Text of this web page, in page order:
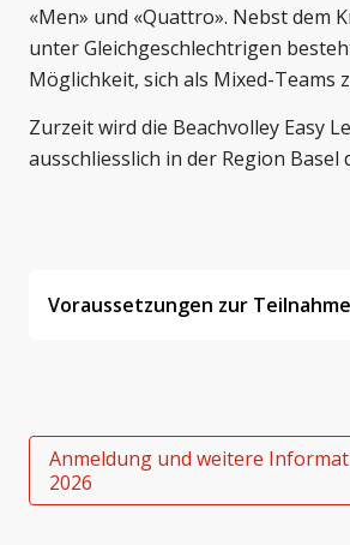
«Men» und «Quattro». Nebst dem
unter Gleichgeschlechtrigen
Möglichkeit, sich als Mixed-Teams
Zurzeit wird die Beachvolley Easy
ausschliesslich in der Region
Voraussetzungen zur Teilnahme
Anmeldung und weitere
2026